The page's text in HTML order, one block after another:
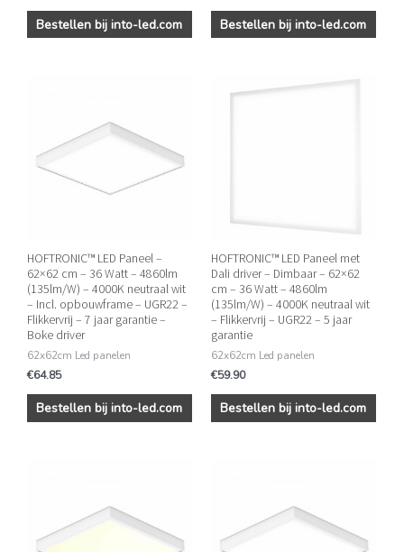
Bestellen bij into-led.com Bestellen bij into-led.com
HOFTRONIC™ LED Paneel –
62×62 cm – 36 Watt – 4860lm
(135lm/W) – 4000K neutraal wit
– Incl. opbouwframe – UGR22 –
Flikkervrij – 7 jaar garantie –
Boke driver
62x62cm Led panelen
€64.85
Bestellen bij into-led.com
HOFTRONIC™ LED Paneel met
Dali driver – Dimbaar – 62×62
cm – 36 Watt – 4860lm
(135lm/W) – 4000K neutraal wit
– Flikkervrij – UGR22 – 5 jaar
garantie
62x62cm Led panelen
€59.90
Bestellen bij into-led.com